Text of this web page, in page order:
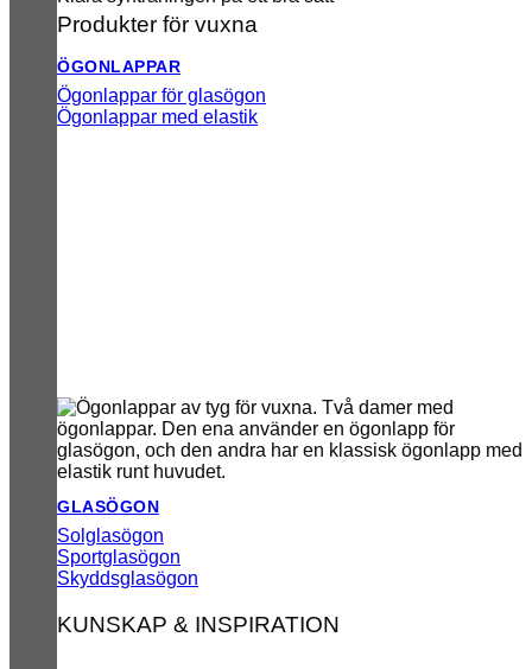
Produkter för vuxna
ÖGONLAPPAR
Ögonlappar för glasögon
Ögonlappar med elastik
GLASÖGON
Solglasögon
Sportglasögon
Skyddsglasögon
KUNSKAP & INSPIRATION